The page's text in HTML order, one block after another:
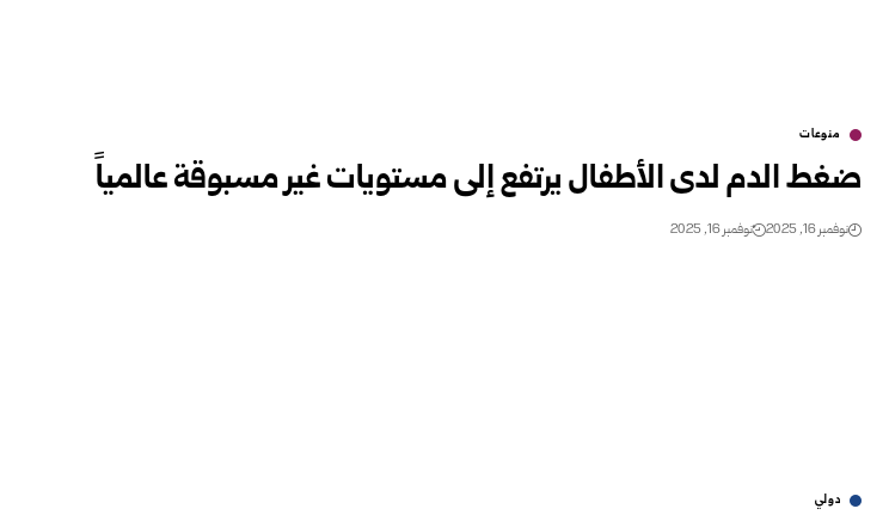
منوعات
ضغط الدم لدى الأطفال يرتفع إلى مستويات غير مسبوقة عالمياً
نوفمبر 16, 2025 نوفمبر 16, 2025
دولي